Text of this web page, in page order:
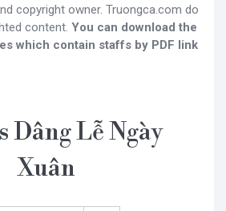
copyright owner. Truongca.com do
content. You can download the
which contain staffs by PDF link
Dâng Lễ Ngày
Xuân